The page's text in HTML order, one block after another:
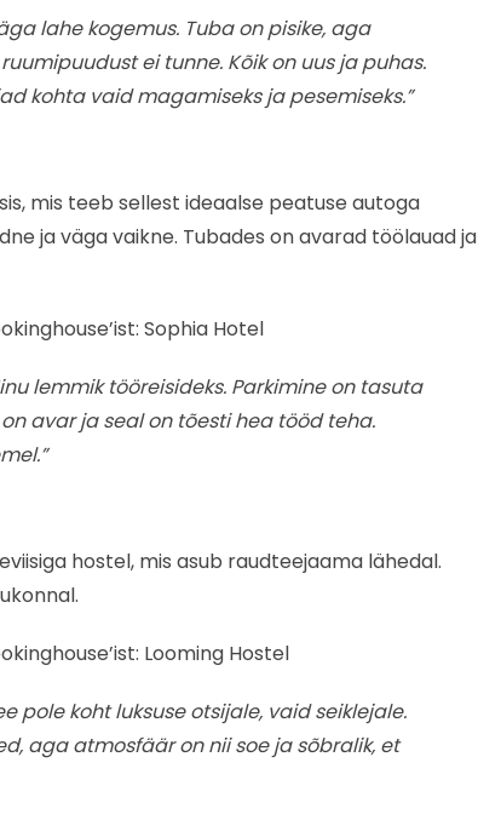
lahe kogemus. Tuba on pisike, aga
ei tunne. Kõik on uus ja puhas.
kohta vaid magamiseks ja pesemiseks.”
mis teeb sellest ideaalse peatuse autoga
ja väga vaikne. Tubades on avarad töölauad ja
Sophia Hotel
lemmik tööreisideks. Parkimine on tasuta
avar ja seal on tõesti hea tööd teha.
hostel, mis asub raudteejaama lähedal.
Looming Hostel
pole koht luksuse otsijale, vaid seiklejale.
aga atmosfäär on nii soe ja sõbralik, et